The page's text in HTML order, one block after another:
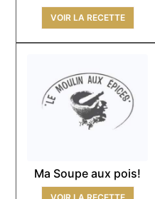
VOIR LA RECETTE
Ma Soupe aux pois!